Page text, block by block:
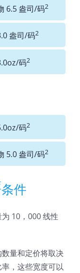
6.5 盎司/码2
盎司/码2
码2
码2
5.0 盎司/码2
条件
10，000 线性
量和定价将取决
，这些宽度可以